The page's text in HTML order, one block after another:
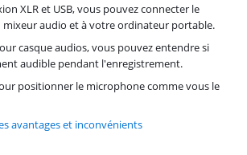
XLR et USB, vous pouvez connecter le
mixeur audio et à votre ordinateur portable.
casque audios, vous pouvez entendre si
audible pendant l'enregistrement.
positionner le microphone comme vous le
avantages et inconvénients